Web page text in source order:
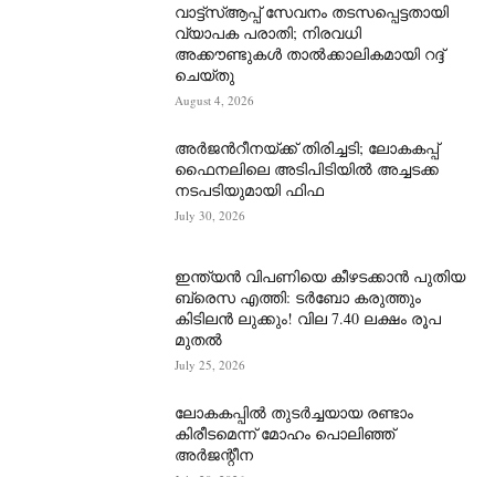
വാട്ട്‌സ്ആപ്പ് സേവനം തടസപ്പെട്ടതായി
വ്യാപക പരാതി; നിരവധി
അക്കൗണ്ടുകൾ താൽക്കാലികമായി റദ്ദ്
ചെയ്തു
August 4, 2026
അർജന്‍റീനയ്ക്ക് തിരിച്ചടി; ലോകകപ്പ്
ഫൈനലിലെ അടിപിടിയിൽ അച്ചടക്ക
നടപടിയുമായി ഫിഫ
July 30, 2026
ഇന്ത്യൻ വിപണിയെ കീഴടക്കാന്‍ പുതിയ
ബ്രെസ എത്തി: ടർബോ കരുത്തും
കിടിലൻ ലുക്കും! വില 7.40 ലക്ഷം രൂപ
മുതൽ
July 25, 2026
ലോകകപ്പിൽ തുടർച്ചയായ രണ്ടാം
കിരീടമെന്ന് മോഹം പൊലിഞ്ഞ്
അർ‍ജന്റീന